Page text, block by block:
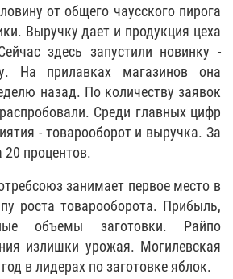
от общего чаусского пирога
Выручку дает и продукция цеха
здесь запустили новинку -
На прилавках магазинов она
назад. По количеству заявок
Среди главных цифр
- товарооборот и выручка. За
20 процентов.
занимает первое место в
роста товарооборота. Прибыль,
объемы заготовки. Райпо
излишки урожая. Могилевская
в лидерах по заготовке яблок.